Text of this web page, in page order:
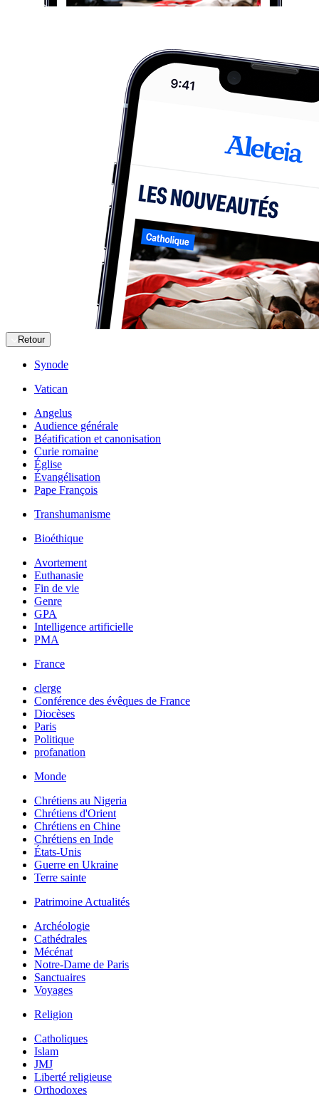
Retour
Synode
Vatican
Angelus
Audience générale
Béatification et canonisation
Curie romaine
Église
Évangélisation
Pape François
Transhumanisme
Bioéthique
Avortement
Euthanasie
Fin de vie
Genre
GPA
Intelligence artificielle
PMA
France
clerge
Conférence des évêques de France
Diocèses
Paris
Politique
profanation
Monde
Chrétiens au Nigeria
Chrétiens d'Orient
Chrétiens en Chine
Chrétiens en Inde
États-Unis
Guerre en Ukraine
Terre sainte
Patrimoine Actualités
Archéologie
Cathédrales
Mécénat
Notre-Dame de Paris
Sanctuaires
Voyages
Religion
Catholiques
Islam
JMJ
Liberté religieuse
Orthodoxes